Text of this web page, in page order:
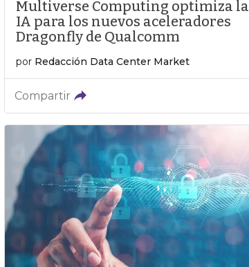
Multiverse Computing optimiza la
IA para los nuevos aceleradores
Dragonfly de Qualcomm
por Redacción Data Center Market
Compartir